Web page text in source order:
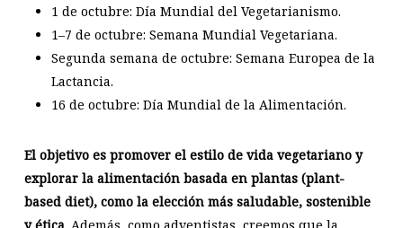
1 de octubre: Día Mundial del Vegetarianismo.
1–7 de octubre: Semana Mundial Vegetariana.
Segunda semana de octubre: Semana Europea de la
Lactancia.
16 de octubre: Día Mundial de la Alimentación.
El objetivo es promover el estilo de vida vegetariano y
explorar la alimentación basada en plantas (plant-
based diet), como la elección más saludable, sostenible